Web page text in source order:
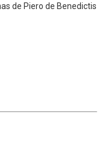
de Piero de Benedictis